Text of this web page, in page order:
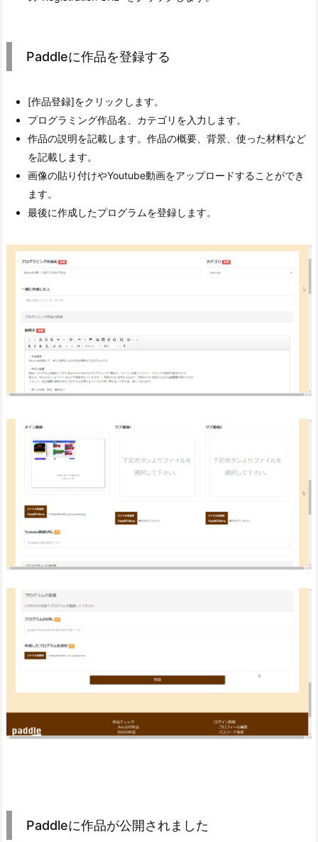
Paddleに作品を登録する
[作品登録]をクリックします。
プログラミング作品名、カテゴリを入力します。
作品の説明を記載します。作品の概要、背景、使った材料など
を記載します。
画像の貼り付けやYoutube動画をアップロードすることができ
ます。
最後に作成したプログラムを登録します。
Paddleに作品が公開されました